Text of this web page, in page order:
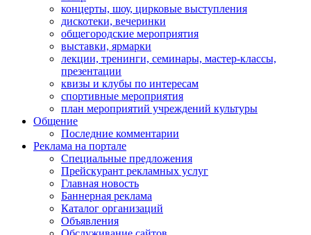
концерты, шоу, цирковые выступления
дискотеки, вечеринки
общегородские мероприятия
выставки, ярмарки
лекции, тренинги, семинары, мастер-классы,
презентации
квизы и клубы по интересам
спортивные мероприятия
план мероприятий учреждений культуры
Общение
Последние комментарии
Реклама на портале
Специальные предложения
Прейскурант рекламных услуг
Главная новость
Баннерная реклама
Каталог организаций
Объявления